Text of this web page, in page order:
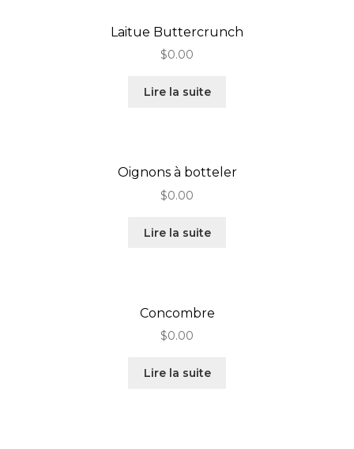
Laitue Buttercrunch
$0.00
Lire la suite
Oignons à botteler
$0.00
Lire la suite
Concombre
$0.00
Lire la suite